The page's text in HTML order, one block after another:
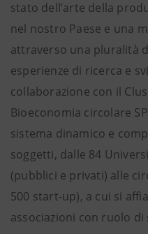
stato dell’arte della
nel nostro Paese e una
attraverso una pluralità
esperienze di ricerca e
collaborazione con il
Bioeconomia circolare
sistema dinamico e
soggetti, dalle 84
(pubblici e privati) alle
500 start-up), a cui si
associazioni con ruolo